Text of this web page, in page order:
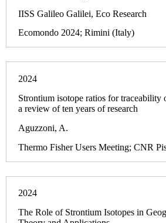
IISS Galileo Galilei, Eco Research
Ecomondo 2024; Rimini (Italy)
2024
Strontium isotope ratios for traceability
a review of ten years of research
Aguzzoni, A.
Thermo Fisher Users Meeting; CNR
2024
The Role of Strontium Isotopes in